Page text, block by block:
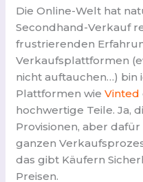
Die Online-Welt hat
Secondhand-Verkauf
frustrierenden
Verkaufsplattformen
nicht auftauchen…) bin
Plattformen wieVinted
hochwertige Teile. Ja,
Provisionen, aber
ganzen
das gibt Käufern
Preisen.